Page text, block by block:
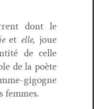
dont le
jeet elle, joue
de celle
de la poète
gigogne
femmes.